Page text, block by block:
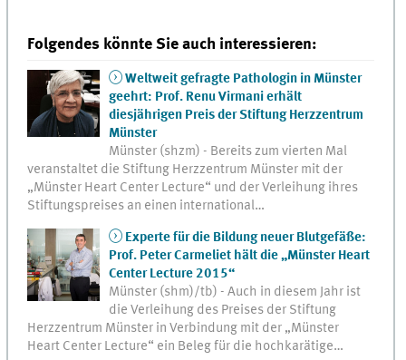
Folgendes könnte Sie auch interessieren:
Weltweit gefragte Pathologin in Münster
geehrt: Prof. Renu Virmani erhält
diesjährigen Preis der Stiftung Herzzentrum
Münster
Münster (shzm) - Bereits zum vierten Mal
veranstaltet die Stiftung Herzzentrum Münster mit der
„Münster Heart Center Lecture“ und der Verleihung ihres
Stiftungspreises an einen international…
Experte für die Bildung neuer Blutgefäße:
Prof. Peter Carmeliet hält die „Münster Heart
Center Lecture 2015“
Münster (shm)/tb) - Auch in diesem Jahr ist
die Verleihung des Preises der Stiftung
Herzzentrum Münster in Verbindung mit der „Münster
Heart Center Lecture“ ein Beleg für die hochkarätige…